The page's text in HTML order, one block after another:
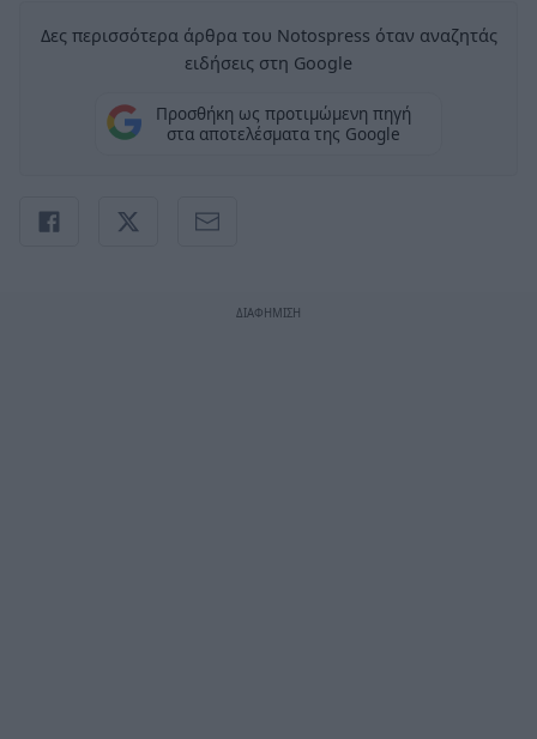
Δες περισσότερα άρθρα του Notospress όταν αναζητάς
ειδήσεις στη Google
Προσθήκη ως προτιμώμενη πηγή
στα αποτελέσματα της Google